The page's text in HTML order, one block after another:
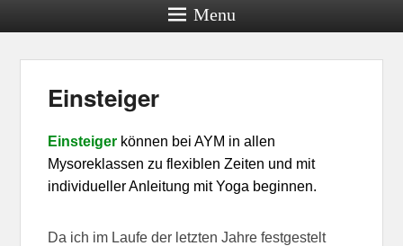
Menu
Einsteiger
Einsteiger können bei AYM in allen
Mysoreklassen zu flexiblen Zeiten und mit
individueller Anleitung mit Yoga beginnen.
Da ich im Laufe der letzten Jahre festgestelt